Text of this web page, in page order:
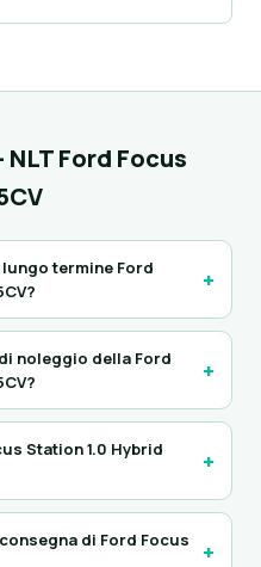
Ford Focus
termine Ford
+
noleggio della Ford
+
Station 1.0 Hybrid
+
di Ford Focus
+